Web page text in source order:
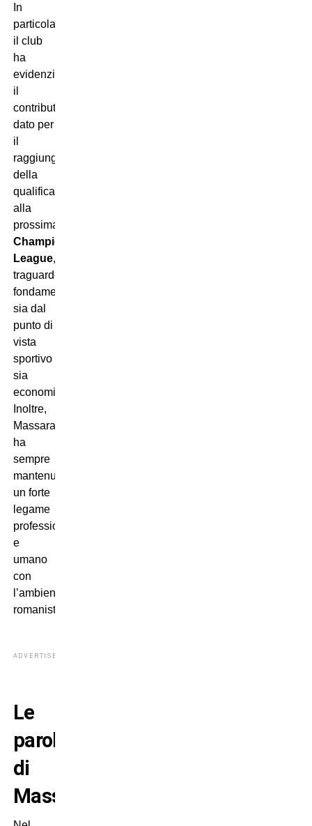
In
particolare,
il club
ha
evidenziato
il
contributo
dato per
il
raggiungimento
della
qualificazione
alla
prossima
Champions
League,
traguardo
fondamentale
sia dal
punto di
vista
sportivo
sia
economico.
Inoltre,
Massara
ha
sempre
mantenuto
un forte
legame
professionale
e
umano
con
l’ambiente
romanista.
ADVERTISEMENT
Le
parole
di
Massara